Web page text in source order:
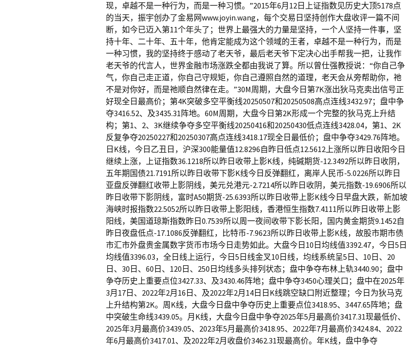
现，卓越不是一种行为，而是一种习惯。”2015年6月12日上证指数见历史大顶5178点
的当天，振宇创办了金易网www.joyin.wang，每个交易日坚持创作大盘收评一篇不间
断，如今已迈入第11个年头了；世界上最强大的力量是坚持，一个人坚持一件事，坚
持十年、二十年、五十年，他肯定能成为这个领域的王者，卓越不是一种行为，而是
一种习惯，我的坚持终于感动了老天爷，最后老天爷下定决心出手帮我一把，让我作
老天爷的代言人，世界金融市场涨跌全都由我说了算。所以曾仕强教授说：“你自己争
气，你自己走正道，你自己守规矩，你自己遵照自然的道理，老天会从旁帮助你，祂
不是对你好，而是祂顺自然律在走。”30M周期，大盘今日第7K涨出狄马克卖出信号正
好现全日最高价；第4K突破多空平衡线20250507和20250508高点连线3432.97；盘中争
夺3416.52、及3435.31阵地。60M周期，大盘今日第2K形成一个完整的狄马克上升结
构；第1、2、3K继续争夺多空平衡线20250416和20250430低点连线3428.04，第1、2K
反复争夺20250227和20250307高点连线3418.17现全日最低价；盘中争夺3429.76阵地。
日K线，今日乙丑日，沪深300能量值12.8296自昨日低点12.5612上涨所以昨日收阳今日
继续上涨，上证指数36.1218所以昨日收带上影K线，纯碱期货-12.3492所以昨日收阴，
五年期国债21.7191所以昨日收带下影K线今日反弹翻红，离岸人民币-5.0226所以昨日
亚盘反弹翻红收带上影阴线，美元兑港元-2.7214所以昨日收阴，美元指数-19.6906所以
昨日收带下影阴线，富时A50期货-25.6393所以昨日收带上影K线今日早盘大跌，新加坡
海峡时报指数22.5052所以昨日收带上影阳线，香港恒生指数7.4111所以昨日收带上影
阳线，美国道琼斯指数昨日0.7539所以周一夜间收带下影长阳，国内黄金期货9.1452自
昨日夜盘低点-17.1086反弹翻红，比特币-7.9623所以昨日收带上影K线，故股市期市债
市汇市外盘贵金属数字货币市场今日走势如此。大盘今日10日均线值3392.47，今日5日
均线值3396.03，全日线上运行，今日5日线金叉10日线，均线系统呈5日、10日、20
日、30日、60日、120日、250日均线多头排列状态；盘中争夺布林上轨3440.90；盘中
争夺历史上重要点位3427.33、及3430.46阵地；盘中争夺3450心理关口；盘中在2025年
3月17日、2022年2月16日、及2022年2月14日日K线跳空缺口附近整理；今日为狄马克
上升结构第2K。周K线，大盘今日盘中争夺历史上重要点位3418.95、3447.65阵地；盘
中突破生命线3439.05。月K线，大盘今日盘中争夺2025年5月最高价3417.31现最低价、
2025年3月最高价3439.05、2023年5月最高价3418.95、2022年7月最高价3424.84、2022
年6月最高价3417.01、及2022年2月收盘价3462.31现最高价。年K线，盘中争夺